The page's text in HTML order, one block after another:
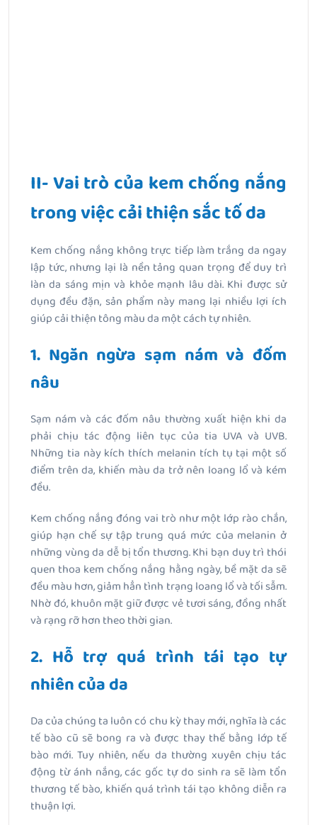
II- Vai trò của kem chống nắng
trong việc cải thiện sắc tố da
Kem chống nắng không trực tiếp làm trắng da ngay
lập tức, nhưng lại là nền tảng quan trọng để duy trì
làn da sáng mịn và khỏe mạnh lâu dài. Khi được sử
dụng đều đặn, sản phẩm này mang lại nhiều lợi ích
giúp cải thiện tông màu da một cách tự nhiên.
1. Ngăn ngừa sạm nám và đốm
nâu
Sạm nám và các đốm nâu thường xuất hiện khi da
phải chịu tác động liên tục của tia UVA và UVB.
Những tia này kích thích melanin tích tụ tại một số
điểm trên da, khiến màu da trở nên loang lổ và kém
đều.
Kem chống nắng đóng vai trò như một lớp rào chắn,
giúp hạn chế sự tập trung quá mức của melanin ở
những vùng da dễ bị tổn thương. Khi bạn duy trì thói
quen thoa kem chống nắng hằng ngày, bề mặt da sẽ
đều màu hơn, giảm hẳn tình trạng loang lổ và tối sẫm.
Nhờ đó, khuôn mặt giữ được vẻ tươi sáng, đồng nhất
và rạng rỡ hơn theo thời gian.
2. Hỗ trợ quá trình tái tạo tự
nhiên của da
Da của chúng ta luôn có chu kỳ thay mới, nghĩa là các
tế bào cũ sẽ bong ra và được thay thế bằng lớp tế
bào mới. Tuy nhiên, nếu da thường xuyên chịu tác
động từ ánh nắng, các gốc tự do sinh ra sẽ làm tổn
thương tế bào, khiến quá trình tái tạo không diễn ra
thuận lợi.